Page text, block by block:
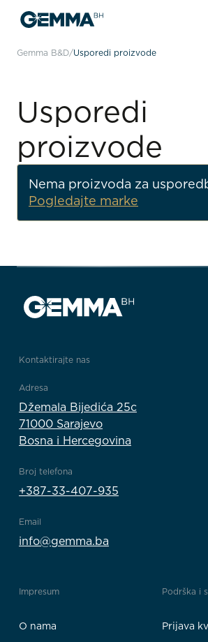
Gemma B&D Usporedi proizvode
Usporedi
proizvode
Nema proizvoda za
Pogledajte marke
Kontaktirajte nas
Adresa
Džemala Bijedića 25c
71000 Sarajevo
Bosna i Hercegovina
Broj telefona
+387-33-407-935
Email
info@gemma.ba
Impresum
O nama
Podrška i
Prijava